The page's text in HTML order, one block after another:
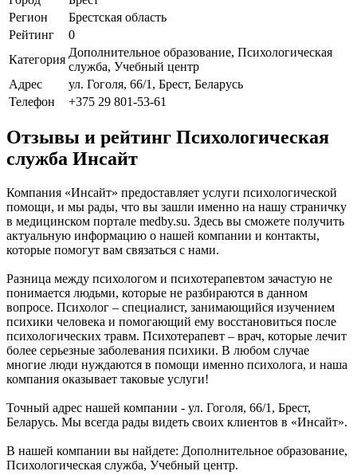
Регион
Брестская область
Рейтинг
0
Категория
Дополнительное образование, Психологическая
служба, Учебный центр
Адрес
ул. Гоголя, 66/1, Брест, Беларусь
Телефон
+375 29 801-53-61
Отзывы и рейтинг Психологическая
служба Инсайт
Компания «Инсайт» предоставляет услуги психологической
помощи, и мы рады, что вы зашли именно на нашу страничку
в медицинском портале medby.su. Здесь вы сможете получить
актуальную информацию о нашей компании и контакты,
которые помогут вам связаться с нами.
Разница между психологом и психотерапевтом зачастую не
понимается людьми, которые не разбираются в данном
вопросе. Психолог – специалист, занимающийся изучением
психики человека и помогающий ему восстановиться после
психологических травм. Психотерапевт – врач, которые лечит
более серьезные заболевания психики. В любом случае
многие люди нуждаются в помощи именно психолога, и наша
компания оказывает таковые услуги!
Точный адрес нашей компании - ул. Гоголя, 66/1, Брест,
Беларусь. Мы всегда рады видеть своих клиентов в «Инсайт».
В нашей компании вы найдете: Дополнительное образование,
Психологическая служба, Учебный центр.